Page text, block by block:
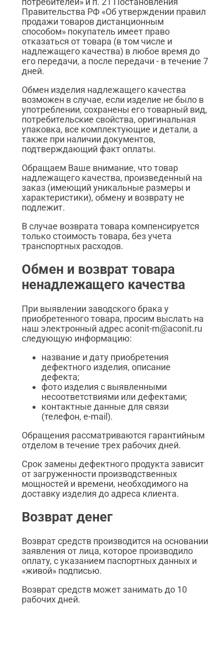
Правительства РФ «Об утверждении правил
продажи товаров дистанционным
способом» покупатель имеет право
отказаться от товара (в том числе и
надлежащего качества) в любое время до
его передачи, а после передачи - в течение 7
дней.
Обмен изделия надлежащего качества
возможен в случае, если изделие не было в
употреблении, сохранены его товарный вид,
потребительские свойства, оригинальная
упаковка, все комплектующие и детали, а
также при наличии документов,
подтверждающий факт оплаты.
Обращаем Ваше внимание, что товар
надлежащего качества, произведенный на
заказ (имеющий уникальные размеры и
характеристики), обмену и возврату не
подлежит.
В случае возврата товара компенсируется
только стоимость товара, без учета
транспортных расходов.
Обмен и возврат товара
ненадлежащего качества
При выявлении заводского брака у
приобретенного товара, просим выслать на
наш электронный адрес aconit-m@aconit.ru
следующую информацию:
название и дату приобретения
дефектного изделия, описание
дефекта;
фото изделия с выявленными
несоответствиями или дефектами;
контактные данные для связи
(телефон, e-mail).
Обращения рассматриваются гарантийным
отделом в течение трех рабочих дней.
Срок замены дефектного продукта зависит
от загруженности производственных
мощностей и времени, необходимого на
доставку изделия до адреса клиента.
Возврат денег
Возврат средств производится на основании
заявления от лица, которое производило
оплату, с указанием паспортных данных и
«живой» подписью.
Возврат средств может занимать до 10
рабочих дней.